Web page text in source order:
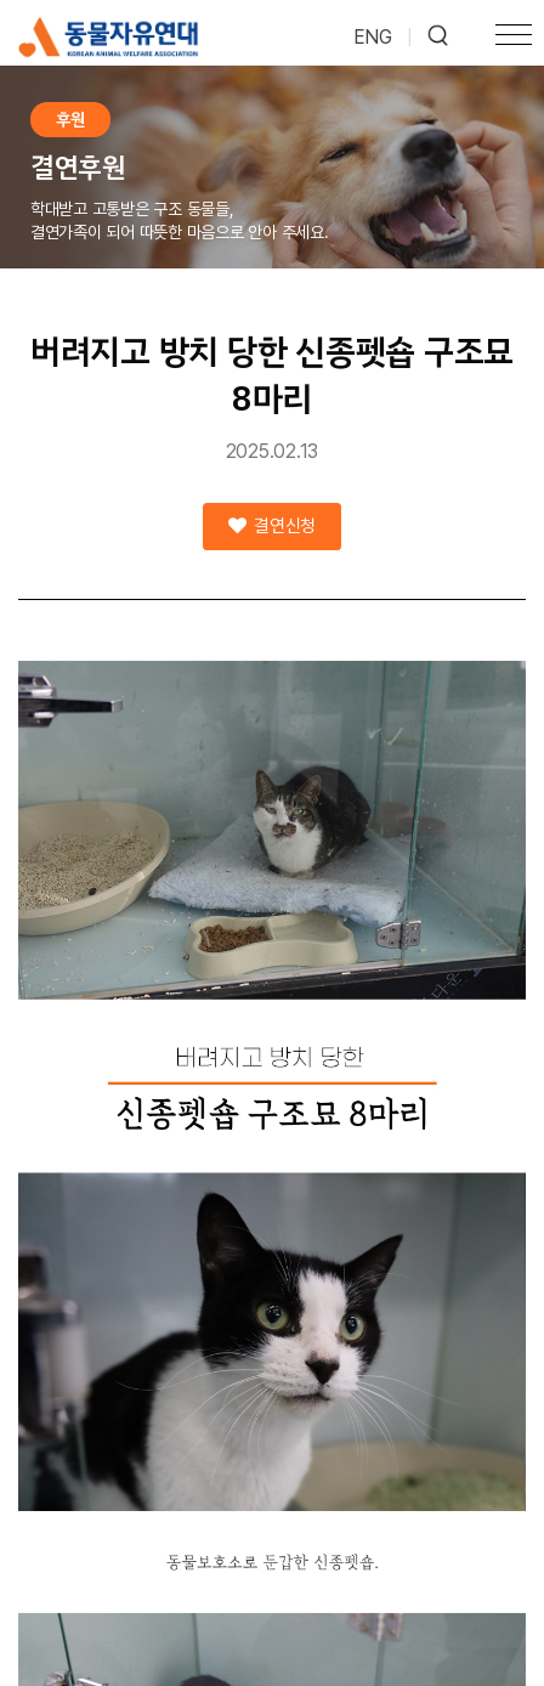
ENG
후원
결연후원
학대받고 고통받은 구조 동물들,
결연가족이 되어 따뜻한 마음으로 안아 주세요.
버려지고 방치 당한 신종펫숍 구조묘
8마리
2025.02.13
결연신청